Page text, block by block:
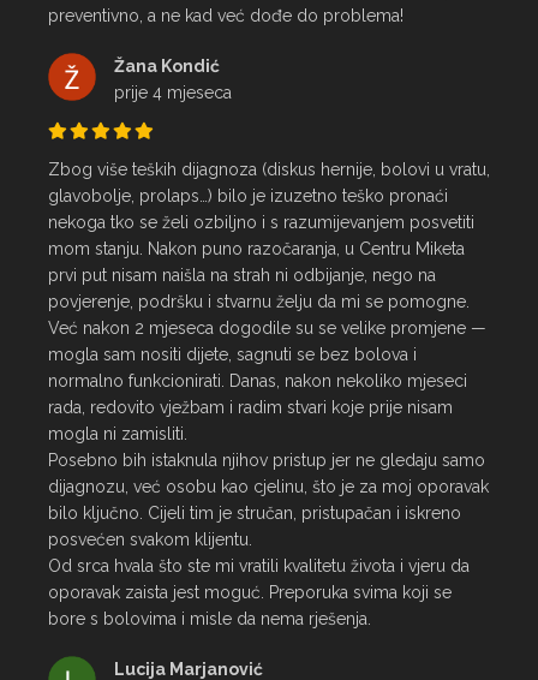
preventivno, a ne kad već dođe do problema!
Žana Kondić
prije 4 mjeseca
Zbog više teških dijagnoza (diskus hernije, bolovi u vratu,
glavobolje, prolaps…) bilo je izuzetno teško pronaći
nekoga tko se želi ozbiljno i s razumijevanjem posvetiti
mom stanju. Nakon puno razočaranja, u Centru Miketa
prvi put nisam naišla na strah ni odbijanje, nego na
povjerenje, podršku i stvarnu želju da mi se pomogne.
Već nakon 2 mjeseca dogodile su se velike promjene —
mogla sam nositi dijete, sagnuti se bez bolova i
normalno funkcionirati. Danas, nakon nekoliko mjeseci
rada, redovito vježbam i radim stvari koje prije nisam
mogla ni zamisliti.
Posebno bih istaknula njihov pristup jer ne gledaju samo
dijagnozu, već osobu kao cjelinu, što je za moj oporavak
bilo ključno. Cijeli tim je stručan, pristupačan i iskreno
posvećen svakom klijentu.
Od srca hvala što ste mi vratili kvalitetu života i vjeru da
oporavak zaista jest moguć. Preporuka svima koji se
bore s bolovima i misle da nema rješenja.
Lucija Marjanović